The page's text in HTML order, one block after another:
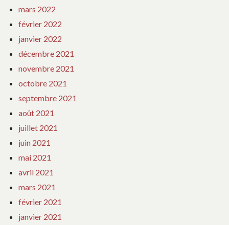
mars 2022
février 2022
janvier 2022
décembre 2021
novembre 2021
octobre 2021
septembre 2021
août 2021
juillet 2021
juin 2021
mai 2021
avril 2021
mars 2021
février 2021
janvier 2021